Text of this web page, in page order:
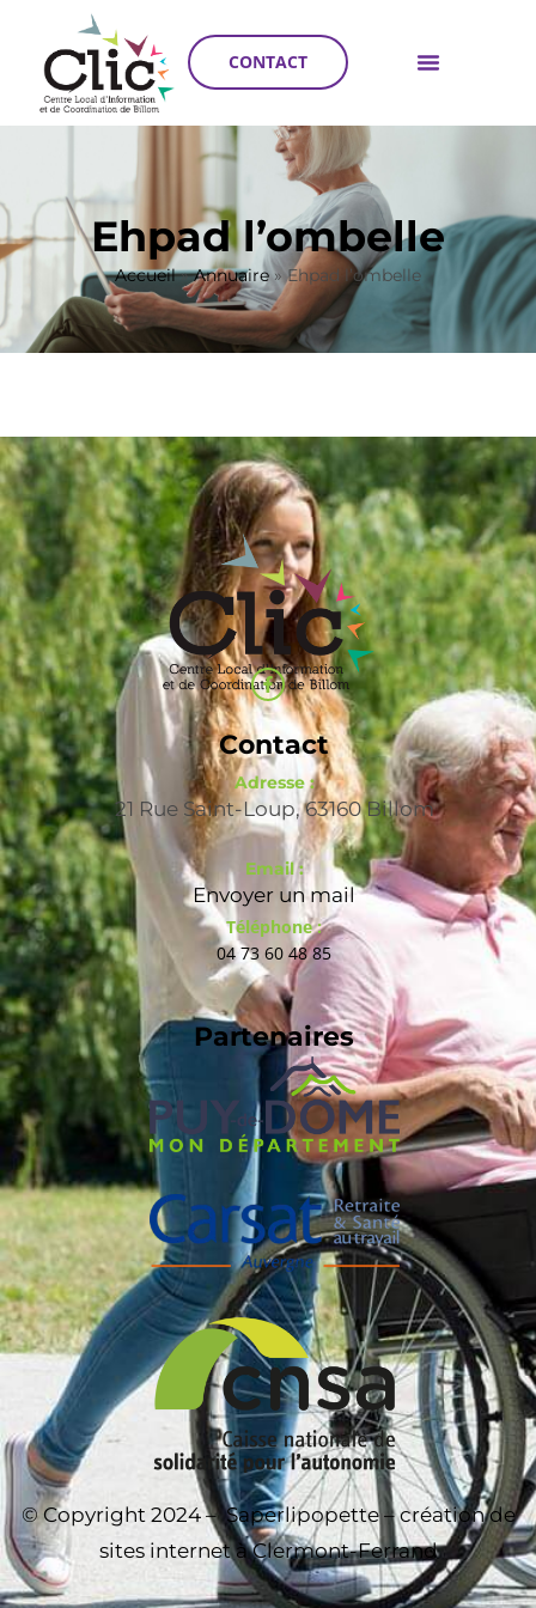
CONTACT
Ehpad l’ombelle
Accueil»Annuaire»Ehpad l’ombelle
Contact
Adresse :
21 Rue Saint-Loup, 63160 Billom
Email :
Envoyer un mail
Téléphone :
04 73 60 48 85
Partenaires
© Copyright 2024 –Saperlipopette – création de
sites internet à Clermont-Ferrand